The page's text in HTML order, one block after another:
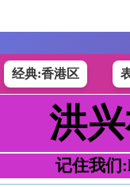
经典:香港区
洪
记住我们